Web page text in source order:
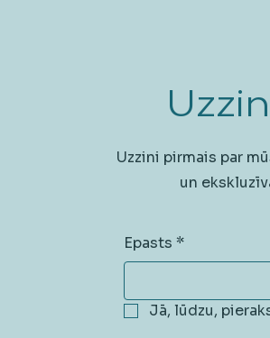
Uzzini pirmais par
un
Epasts *
Jā, lūdzu,